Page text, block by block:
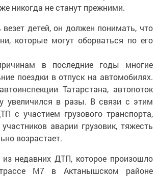
никогда не станут прежними.
везет детей, он должен понимать, что
которые могут оборваться по его
в последние годы многие
поездки в отпуск на автомобилях.
Татарстана, автопоток
увеличился в разы. В связи с этим
с участием грузового транспорта,
аварии грузовик, тяжесть
возрастает.
недавних ДТП, которое произошло
М7 в Актанышском районе